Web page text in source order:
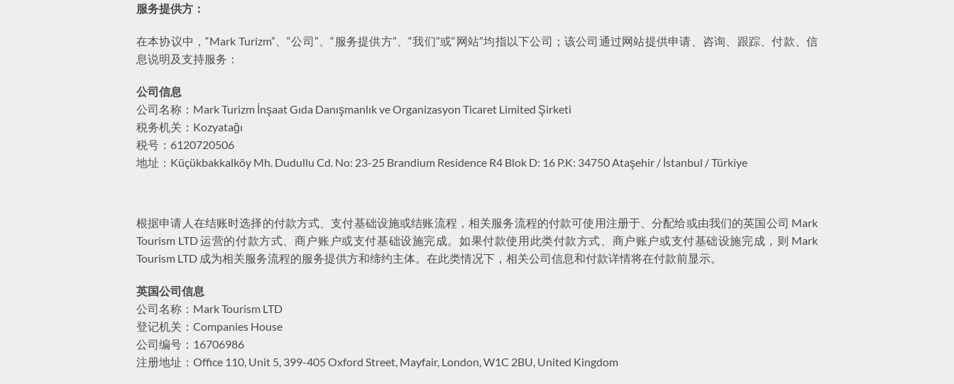
服务提供方：
在本协议中，“Mark Turizm”、“公司”、“服务提供方”、“我们”或“网站”均指以下公司；该公司通过网站提供申请、咨询、跟踪、付款、信
息说明及支持服务：
公司信息
公司名称：Mark Turizm İnşaat Gıda Danışmanlık ve Organizasyon Ticaret Limited Şirketi
税务机关：Kozyatağı
税号：6120720506
地址：Küçükbakkalköy Mh. Dudullu Cd. No: 23-25 Brandium Residence R4 Blok D: 16 P.K: 34750 Ataşehir / İstanbul / Türkiye
根据申请人在结账时选择的付款方式、支付基础设施或结账流程，相关服务流程的付款可使用注册于、分配给或由我们的英国公司 Mark
Tourism LTD 运营的付款方式、商户账户或支付基础设施完成。如果付款使用此类付款方式、商户账户或支付基础设施完成，则 Mark
Tourism LTD 成为相关服务流程的服务提供方和缔约主体。在此类情况下，相关公司信息和付款详情将在付款前显示。
英国公司信息
公司名称：Mark Tourism LTD
登记机关：Companies House
公司编号：16706986
注册地址：Office 110, Unit 5, 399-405 Oxford Street, Mayfair, London, W1C 2BU, United Kingdom